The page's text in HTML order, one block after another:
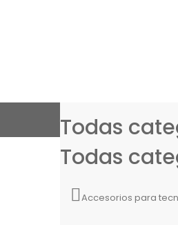
Todas
Todas
Accesorios para